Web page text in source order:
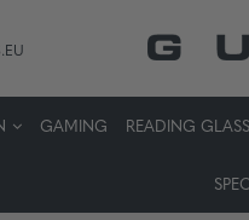
GAMING READING